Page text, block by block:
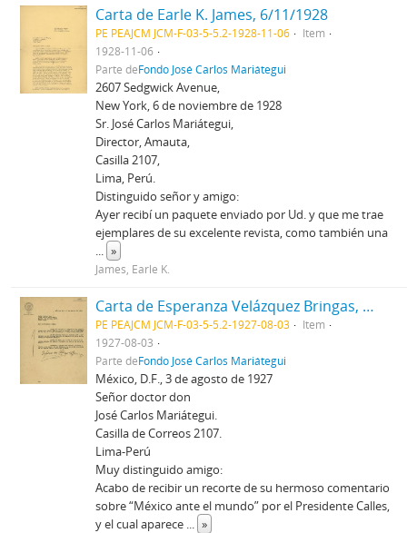
Carta de Earle K. James, 6/11/1928
PE PEAJCM JCM-F-03-5-5.2-1928-11-06
Item
1928-11-06
Parte deFondo José Carlos Mariátegui
2607 Sedgwick Avenue,
New York, 6 de noviembre de 1928
Sr. José Carlos Mariátegui,
Director, Amauta,
Casilla 2107,
Lima, Perú.
Distinguido señor y amigo:
Ayer recibí un paquete enviado por Ud. y que me trae
ejemplares de su excelente revista, como también una
... »
James, Earle K.
Carta de Esperanza Velázquez Bringas, 3/8/1927
PE PEAJCM JCM-F-03-5-5.2-1927-08-03
Item
1927-08-03
Parte deFondo José Carlos Mariátegui
México, D.F., 3 de agosto de 1927
Señor doctor don
José Carlos Mariátegui.
Casilla de Correos 2107.
Lima-Perú
Muy distinguido amigo:
Acabo de recibir un recorte de su hermoso comentario
sobre “México ante el mundo” por el Presidente Calles,
y el cual aparece ... »